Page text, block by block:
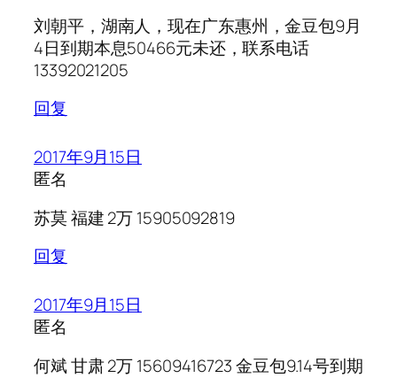
刘朝平，湖南人，现在广东惠州，金豆包9月
4日到期本息50466元未还，联系电话
13392021205
回复
2017年9月15日
匿名
苏莫 福建 2万 15905092819
回复
2017年9月15日
匿名
何斌 甘肃 2万 15609416723 金豆包9.14号到期